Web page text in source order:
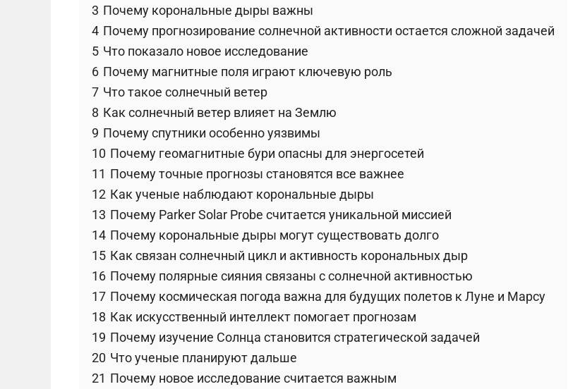
3 Почему корональные дыры важны
4 Почему прогнозирование солнечной активности остается сложной задачей
5 Что показало новое исследование
6 Почему магнитные поля играют ключевую роль
7 Что такое солнечный ветер
8 Как солнечный ветер влияет на Землю
9 Почему спутники особенно уязвимы
10 Почему геомагнитные бури опасны для энергосетей
11 Почему точные прогнозы становятся все важнее
12 Как ученые наблюдают корональные дыры
13 Почему Parker Solar Probe считается уникальной миссией
14 Почему корональные дыры могут существовать долго
15 Как связан солнечный цикл и активность корональных дыр
16 Почему полярные сияния связаны с солнечной активностью
17 Почему космическая погода важна для будущих полетов к Луне и Марсу
18 Как искусственный интеллект помогает прогнозам
19 Почему изучение Солнца становится стратегической задачей
20 Что ученые планируют дальше
21 Почему новое исследование считается важным